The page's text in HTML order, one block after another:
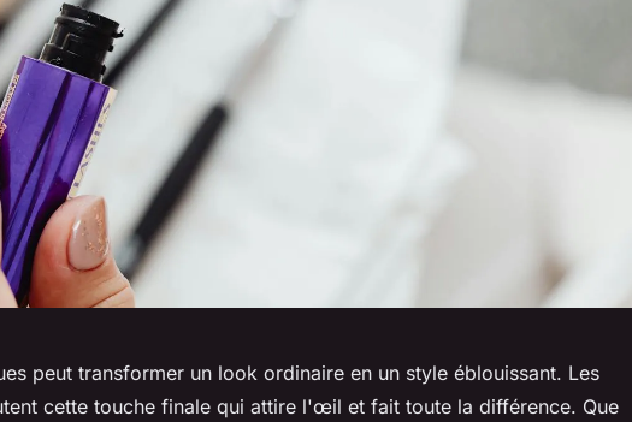
peut transformer un look ordinaire en un style éblouissant. Les
cette touche finale qui attire l'œil et fait toute la différence. Que